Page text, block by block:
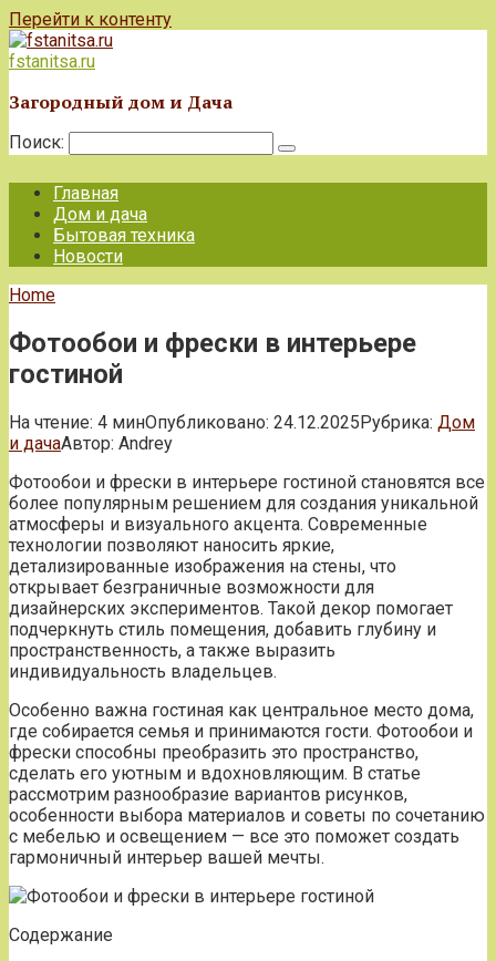
Перейти к контенту
fstanitsa.ru
Загородный дом и Дача
Поиск:
Главная
Дом и дача
Бытовая техника
Новости
Home
Фотообои и фрески в интерьере
гостиной
На чтение: 4 минОпубликовано: 24.12.2025Рубрика: Дом
и дачаАвтор: Andrey
Фотообои и фрески в интерьере гостиной становятся все
более популярным решением для создания уникальной
атмосферы и визуального акцента. Современные
технологии позволяют наносить яркие,
детализированные изображения на стены, что
открывает безграничные возможности для
дизайнерских экспериментов. Такой декор помогает
подчеркнуть стиль помещения, добавить глубину и
пространственность, а также выразить
индивидуальность владельцев.
Особенно важна гостиная как центральное место дома,
где собирается семья и принимаются гости. Фотообои и
фрески способны преобразить это пространство,
сделать его уютным и вдохновляющим. В статье
рассмотрим разнообразие вариантов рисунков,
особенности выбора материалов и советы по сочетанию
с мебелью и освещением — все это поможет создать
гармоничный интерьер вашей мечты.
Содержание